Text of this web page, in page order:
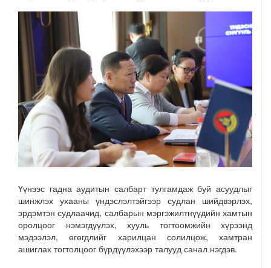
Үүнээс гадна аудитын салбарт тулгамдаж буй асуудлыг
шинжлэх ухааны үндэслэлтэйгээр судлан шийдвэрлэх,
эрдэмтэн судлаачид, салбарын мэргэжилтнүүдийн хамтын
оролцоог нэмэгдүүлэх, хууль тогтоомжийн хүрээнд
мэдээлэл, өгөгдлийг харилцан солилцож, хамтран
ашиглах тогтолцоог бүрдүүлэхээр талууд санал нэгдэв.